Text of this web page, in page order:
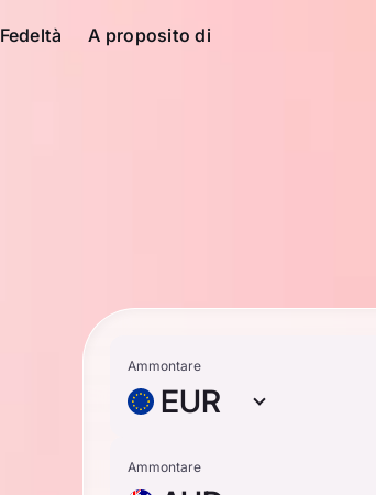
Fedeltà A proposito di
Ammontare
EUR
Ammontare